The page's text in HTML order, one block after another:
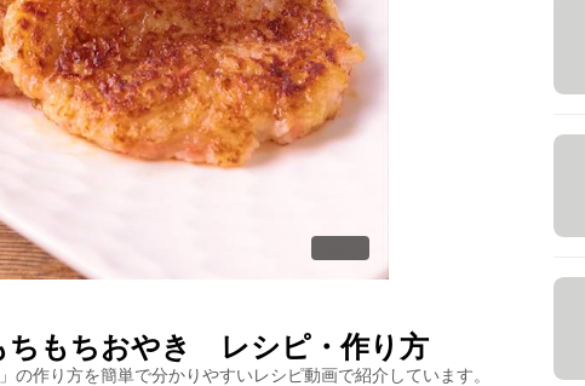
もちおやき レシピ・作り方
」の作り方を簡単で分かりやすいレシピ動画で紹介しています。